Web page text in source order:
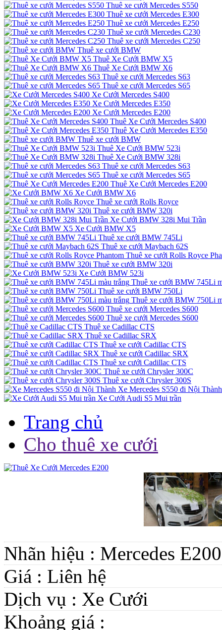
Thuê xe cưới Mercedes S550
Thuê xe cưới Mercedes E300
Thuê xe cưới Mercedes E250
Thuê xe cưới Mercedes C230
Thuê xe cưới Mercedes C250
Thuê xe cưới BMW
Thuê Xe Cưới BMW X5
Thuê Xe Cưới BMW X6
Thuê xe cưới Mercedes S63
Thuê xe cưới Mercedes S65
Xe Cưới Mercedes S400
Xe Cưới Mercedes E350
Xe Cưới Mercedes E200
Thuê Xe Cưới Mercedes S400
Thuê Xe Cưới Mercedes E350
Thuê xe cưới BMW
Thuê Xe Cưới BMW 523i
Thuê Xe Cưới BMW 328i
Thuê xe cưới Mercedes S63
Thuê xe cưới Mercedes S65
Thuê Xe Cưới Mercedes E200
Xe Cưới BMW X6
Thuê xe cưới Rolls Royce
Thuê xe cưới BMW 320i
Xe Cưới BMW 328i Mui Trần
Xe Cưới BMW X5
Thuê xe cưới BMW 745Li
Thuê xe cưới Maybach 62S
Thuê xe cưới Rolls Royce
Thuê xe cưới BMW 320i
Xe Cưới BMW 523i
Thuê xe cưới BMW 745Li
Thuê xe cưới BMW 750Li
Thuê xe cưới BMW 750Li
Thuê xe cưới Mercedes S600
Thuê xe cưới Mercedes S600
Thuê xe Cadillac CTS
Thuê xe Cadillac SRX
Thuê xe cưới Cadillac CTS
Thuê xe cưới Cadillac SRX
Thuê xe cưới Cadillac CTS
Thuê xe cưới Chrysler 300C
Thuê xe cưới Chrysler 300S
Xe Mercedes S550 đi Nội Thành
Xe Cưới Audi S5 Mui trần
Trang chủ
Cho thuê xe cưới
Nhãn hiệu : Mercedes E200
Giá : Liên hệ
Dịch vụ : Xe Cưới
Khoảng giá :